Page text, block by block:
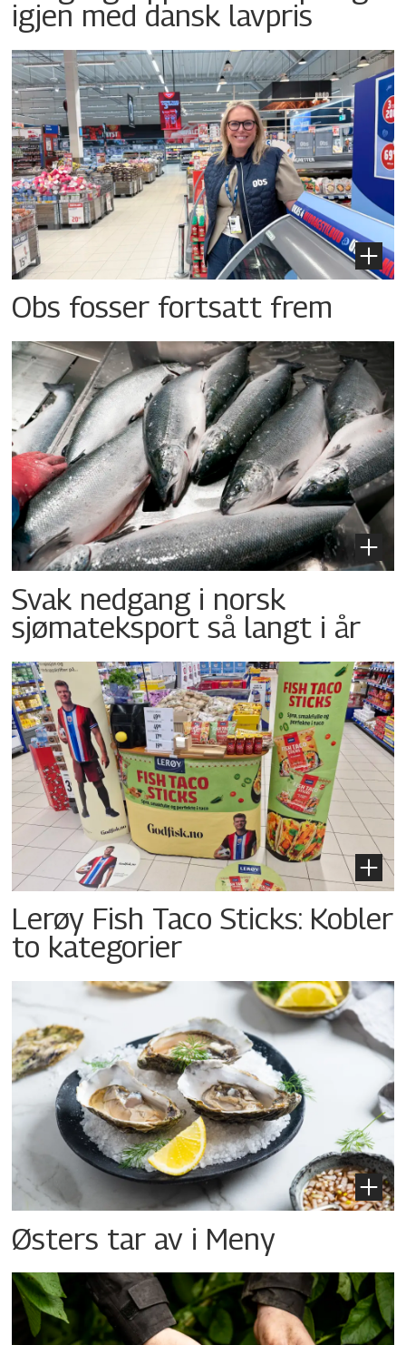
igjen med dansk lavpris
Obs fosser fortsatt frem
Svak nedgang i norsk
sjømateksport så langt i år
Lerøy Fish Taco Sticks: Kobler
to kategorier
Østers tar av i Meny